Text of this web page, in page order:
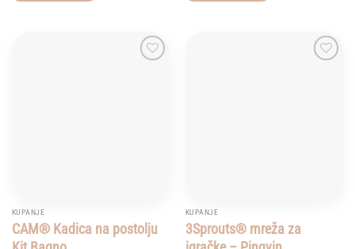
KUPANJE
CAM® Kadica na postolju
KUPANJE
3Sprouts® mreža za